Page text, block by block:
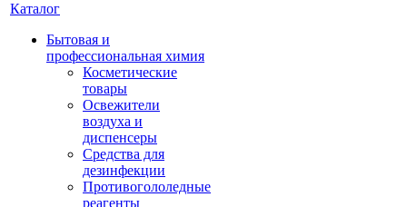
Каталог
Бытовая и
профессиональная химия
Косметические
товары
Освежители
воздуха и
диспенсеры
Средства для
дезинфекции
Противогололедные
реагенты